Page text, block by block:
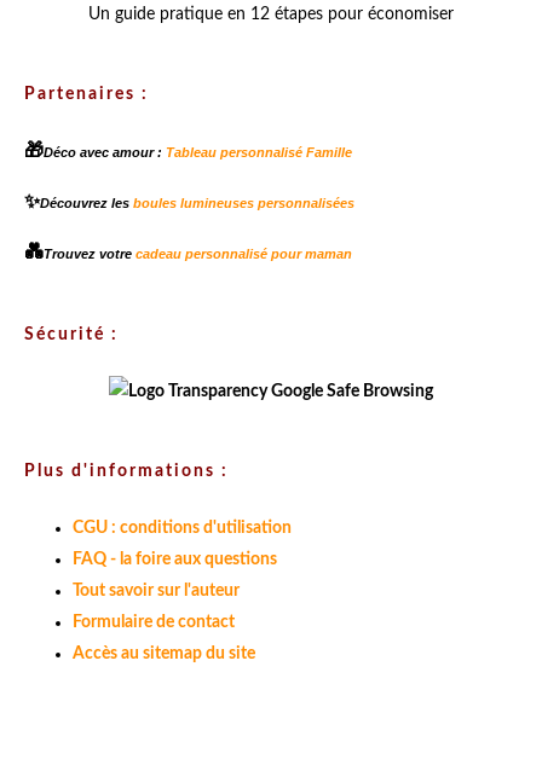
Un guide pratique en 12 étapes pour économiser
Partenaires :
🎁Déco avec amour : Tableau personnalisé Famille
✨Découvrez les boules lumineuses personnalisées
💑Trouvez votre cadeau personnalisé pour maman
Sécurité :
Plus d'informations :
CGU : conditions d'utilisation
FAQ - la foire aux questions
Tout savoir sur l'auteur
Formulaire de contact
Accès au sitemap du site